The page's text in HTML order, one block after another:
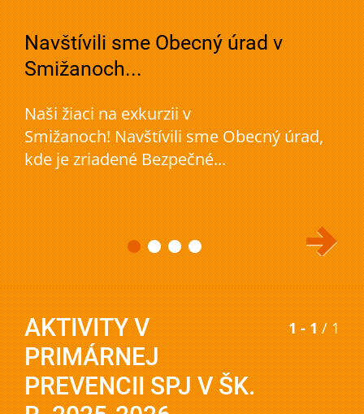
Navštívili sme Obecný úrad v
Smižanoch...
Naši žiaci na exkurzii v
Smižanoch! Navštívili sme Obecný úrad,
kde je zriadené Bezpečné...
AKTIVITY V
PRIMÁRNEJ
PREVENCII SPJ V ŠK.
1 - 1 / 1